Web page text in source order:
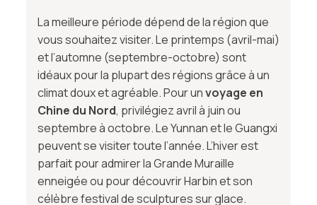
La meilleure période dépend de la région que
vous souhaitez visiter. Le printemps (avril-mai)
et l’automne (septembre-octobre) sont
idéaux pour la plupart des régions grâce à un
climat doux et agréable. Pour unvoyage en
Chine du Nord, privilégiez avril à juin ou
septembre à octobre. Le Yunnan et le Guangxi
peuvent se visiter toute l’année. L’hiver est
parfait pour admirer la Grande Muraille
enneigée ou pour découvrir Harbin et son
célèbre festival de sculptures sur glace.